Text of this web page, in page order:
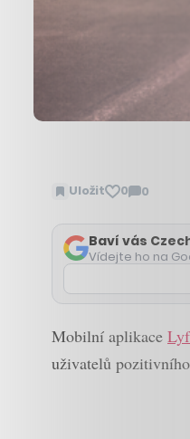
Uložit 0 0
Zobrazit
Baví vás
Vídejte ho na
Mobilní aplikace
uživatelů